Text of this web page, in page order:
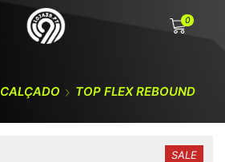
0
CALÇADO TOP FLEX REBOUND
SALE